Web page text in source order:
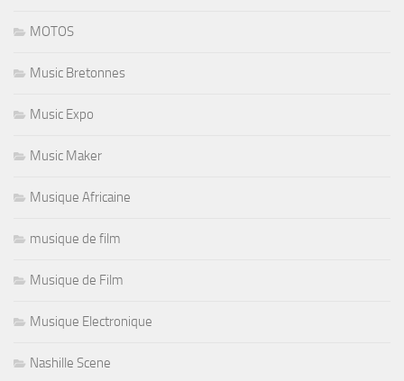
MOTOS
Music Bretonnes
Music Expo
Music Maker
Musique Africaine
musique de film
Musique de Film
Musique Electronique
Nashille Scene